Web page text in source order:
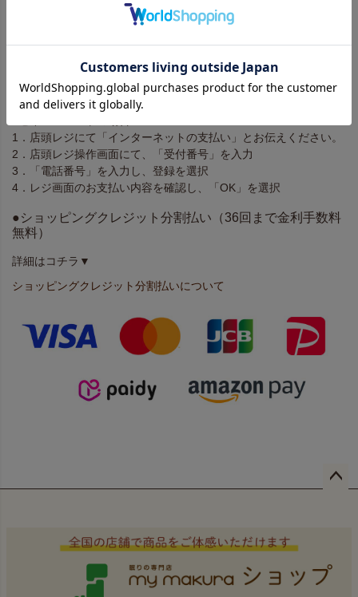
3．8で始まる「注文番号」12桁を入力し「OK」を選択
4．注意事項を確認し、「同意して利用する」を選択
※「申込券」の有効時間は30分間です。お早めにレジにてお支
払いください。
1．店頭レジにて「インターネットの支払い」とお伝えください。
2．店頭レジ操作画面にて、「受付番号」を入力
3．「電話番号」を入力し、登録を選択
4．レジ画面のお支払い内容を確認し、「OK」を選択
●ショッピングクレジット分割払い（36回まで金利手数料
無料）
詳細はコチラ▼
ショッピングクレジット分割払いについて